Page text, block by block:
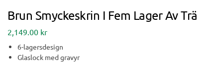
Brun Smyckeskrin I Fem Lager Av Trä
2,149.00 kr
6-lagersdesign
Glaslock med gravyr